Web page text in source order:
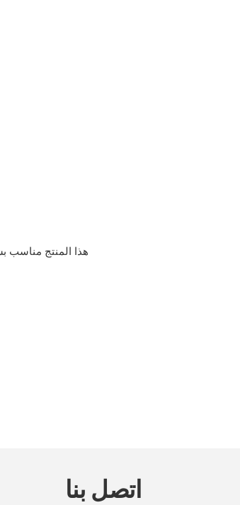
هذا المنتج مناسب
اتصل بنا